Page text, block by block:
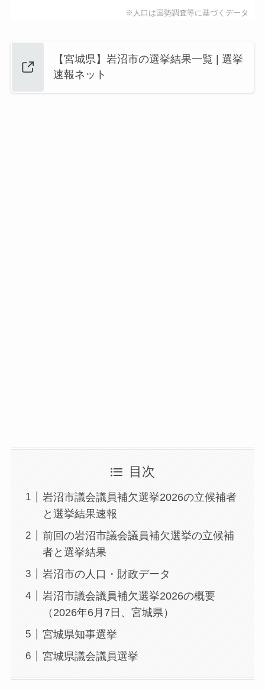
※人口は国勢調査等に基づくデータ
【宮城県】岩沼市の選挙結果一覧 | 選挙
速報ネット
目次
岩沼市議会議員補欠選挙2026の立候補者
と選挙結果速報
前回の岩沼市議会議員補欠選挙の立候補
者と選挙結果
岩沼市の人口・財政データ
岩沼市議会議員補欠選挙2026の概要
（2026年6月7日、宮城県）
宮城県知事選挙
宮城県議会議員選挙